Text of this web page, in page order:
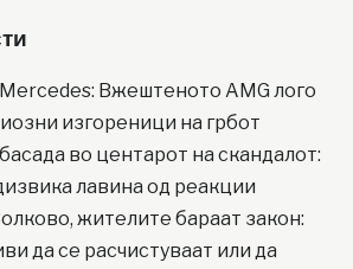
Вжештеното AMG лого
изгореници на грбот
во центарот на скандалот:
лавина од реакции
жителите бараат закон:
да се расчистуваат или да